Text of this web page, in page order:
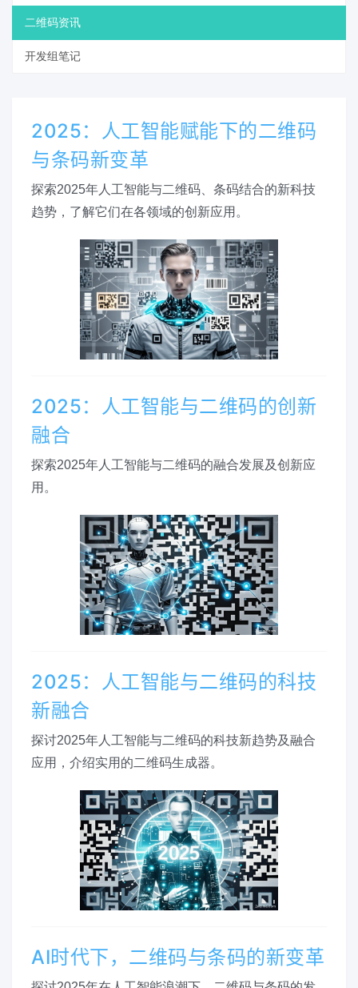
二维码资讯
开发组笔记
2025：人工智能赋能下的二维码
与条码新变革
探索2025年人工智能与二维码、条码结合的新科技
趋势，了解它们在各领域的创新应用。
2025：人工智能与二维码的创新
融合
探索2025年人工智能与二维码的融合发展及创新应
用。
2025：人工智能与二维码的科技
新融合
探讨2025年人工智能与二维码的科技新趋势及融合
应用，介绍实用的二维码生成器。
AI时代下，二维码与条码的新变革